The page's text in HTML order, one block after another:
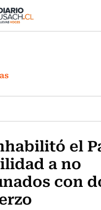
ir directamente al
Radio y TV Usach
el
a no
con